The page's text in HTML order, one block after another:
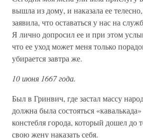
вышла из дому, и наказала ее
заявила, что оставаться у нас на
Я лично допросил ее и при этом
что ее уход может меня только
убирается завтра же.
10 июня 1667 года.
Был в Гринвич, где застал массу
должна была состояться
констебля города, который дошел до
свою жену наказать себя.